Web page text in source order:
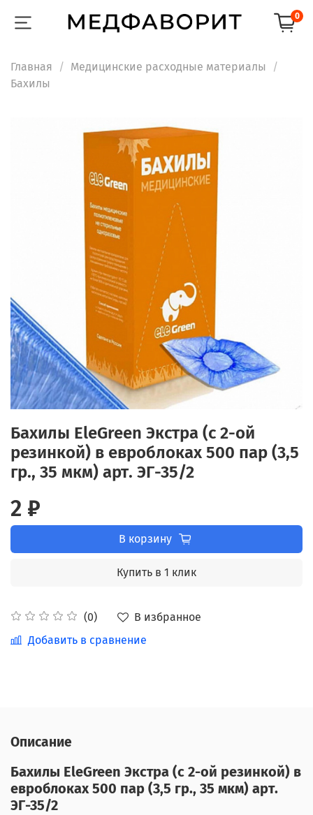
0
Главная
Медицинские расходные материалы
Бахилы
Бахилы EleGreen Экстра (с 2-ой
резинкой) в евроблоках 500 пар (3,5
гр., 35 мкм) арт. ЭГ-35/2
(0)
В избранное
Добавить в сравнение
2 ₽
В корзину
Купить в 1 клик
Описание
Бахилы EleGreen Экстра (с 2-ой резинкой) в
евроблоках 500 пар (3,5 гр., 35 мкм) арт.
ЭГ-35/2